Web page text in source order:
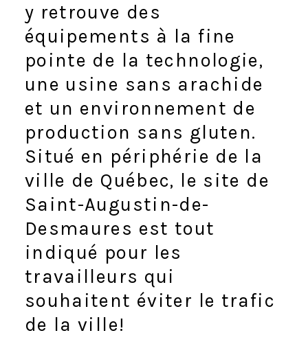
y retrouve des
équipements à la fine
pointe de la technologie,
une usine sans arachide
et un environnement de
production sans gluten.
Situé en périphérie de la
ville de Québec, le site de
Saint-Augustin-de-
Desmaures est tout
indiqué pour les
travailleurs qui
souhaitent éviter le trafic
de la ville!